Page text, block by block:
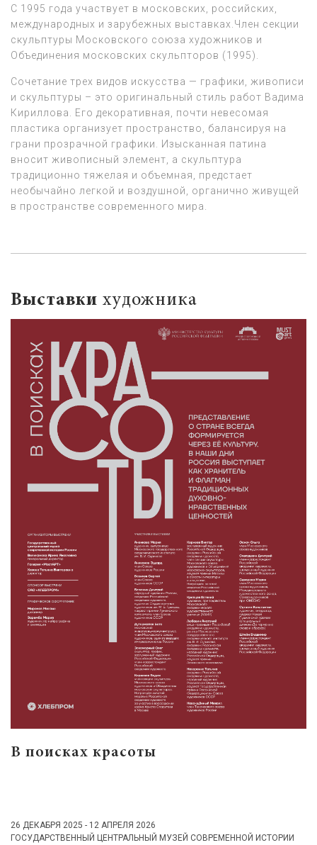
С 1995 года участвует в московских, российских,
международных и зарубежных выставках.Член секции
скульптуры Московского союза художников и
Объединения московских скульпторов (1995).
Сочетание трех видов искусства — графики, живописи
и скульптуры – это оригинальный стиль работ Вадима
Кириллова. Его декоративная, почти невесомая
пластика организует пространство, балансируя на
грани прозрачной графики. Изысканная патина
вносит живописный элемент, а скульптура
традиционно тяжелая и объемная, предстает
необычайно легкой и воздушной, органично живущей
в пространстве современного мира.
Выставки художника
В поисках красоты
26 ДЕКАБРЯ 2025 - 12 АПРЕЛЯ 2026
ГОСУДАРСТВЕННЫЙ ЦЕНТРАЛЬНЫЙ МУЗЕЙ СОВРЕМЕННОЙ ИСТОРИИ